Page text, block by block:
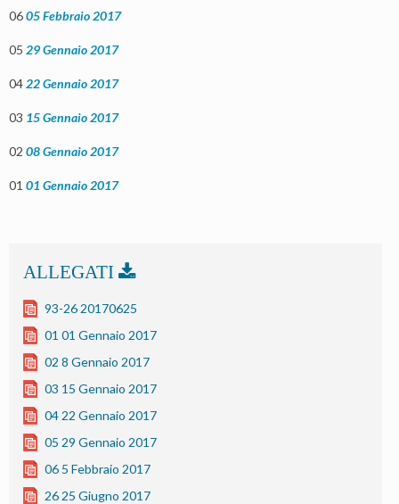
0605 Febbraio 2017
05 29 Gennaio 2017
0422 Gennaio 2017
03 15 Gennaio 2017
02 08 Gennaio 2017
01 01 Gennaio 2017
93-26 20170625
01 01 Gennaio 2017
02 8 Gennaio 2017
03 15 Gennaio 2017
04 22 Gennaio 2017
05 29 Gennaio 2017
06 5 Febbraio 2017
26 25 Giugno 2017